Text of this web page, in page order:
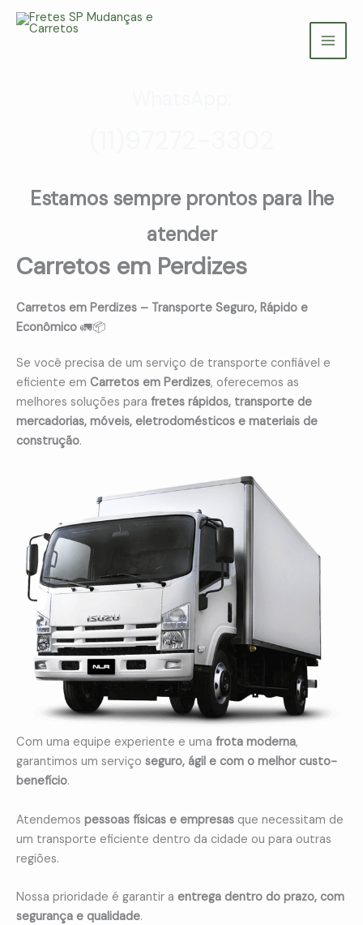
para
Estamos sempre prontos para lhe
atender
Carretos em Perdizes
Carretos em Perdizes – Transporte Seguro, Rápido e
Econômico 🚛📦
Se você precisa de um serviço de transporte confiável e
eficiente em Carretos em Perdizes, oferecemos as
melhores soluções para fretes rápidos, transporte de
mercadorias, móveis, eletrodomésticos e materiais de
construção.
Com uma equipe experiente e uma frota moderna,
garantimos um serviço seguro, ágil e com o melhor custo-
benefício.
Atendemos pessoas físicas e empresas que necessitam de
um transporte eficiente dentro da cidade ou para outras
regiões.
Nossa prioridade é garantir a entrega dentro do prazo, com
segurança e qualidade.